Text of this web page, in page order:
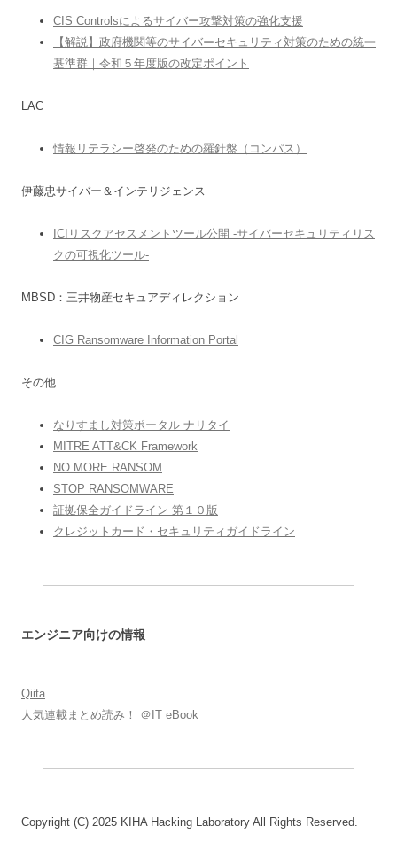
CIS Controlsによるサイバー攻撃対策の強化支援
【解説】政府機関等のサイバーセキュリティ対策のための統一
基準群｜令和５年度版の改定ポイント
LAC
情報リテラシー啓発のための羅針盤（コンパス）
伊藤忠サイバー＆インテリジェンス
ICIリスクアセスメントツール公開 -サイバーセキュリティリス
クの可視化ツール-
MBSD：三井物産セキュアディレクション
CIG Ransomware Information Portal
その他
なりすまし対策ポータル ナリタイ
MITRE ATT&CK Framework
NO MORE RANSOM
STOP RANSOMWARE
証拠保全ガイドライン 第１０版
クレジットカード・セキュリティガイドライン
エンジニア向けの情報
Qiita
人気連載まとめ読み！ ＠IT eBook
Copyright (C) 2025 KIHA Hacking Laboratory All Rights Reserved.